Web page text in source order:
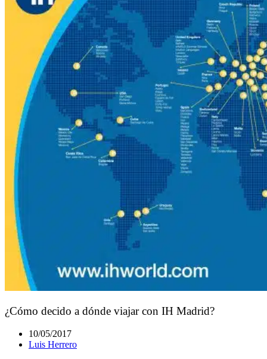
¿Cómo decido a dónde viajar con IH Madrid?
10/05/2017
Luis Herrero